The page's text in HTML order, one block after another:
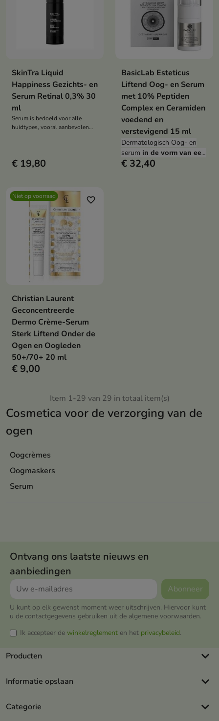
Cosmetica voor de verzorging van de
ogen
Oogcrèmes
Oogmaskers
Serum
SkinTra Liquid
Happiness Gezichts- en
Serum Retinal 0,3% 30
ml
Serum is bedoeld voor alle
huidtypes, vooral aanbevolen
verkleuringen.
€ 19,80
BasicLab Esteticus
Liftend Oog- en Serum
met 10% Peptiden
Complex en Ceramiden
voedend en
verstevigend 15 ml
Dermatologisch Oog- en
serum in de vorm van een
voedende emulsie
€ 32,40
Niet op voorraad favorite_border
Christian Laurent
Geconcentreerde
Dermo Crème-Serum
Sterk Liftend Onder de
Ogen en Oogleden
50+/70+ 20 ml
€ 9,00
Item 1-29 van 29 in totaal item(s)
Ontvang ons laatste nieuws en
aanbiedingen
U kunt op elk gewenst moment weer uitschrijven. Hiervoor kunt
u de contactgegevens gebruiken uit de algemene voorwaarden.
Ik accepteer de winkelreglement en het privacybeleid.
Producten keyboard_arrow_down
Informatie opslaan keyboard_arrow_down
Categorie keyboard_arrow_down